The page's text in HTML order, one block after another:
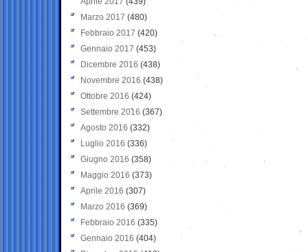
Marzo 2017 (480)
Febbraio 2017 (420)
Gennaio 2017 (453)
Dicembre 2016 (438)
Novembre 2016 (438)
Ottobre 2016 (424)
Settembre 2016 (367)
Agosto 2016 (332)
Luglio 2016 (336)
Giugno 2016 (358)
Maggio 2016 (373)
Aprile 2016 (307)
Marzo 2016 (369)
Febbraio 2016 (335)
Gennaio 2016 (404)